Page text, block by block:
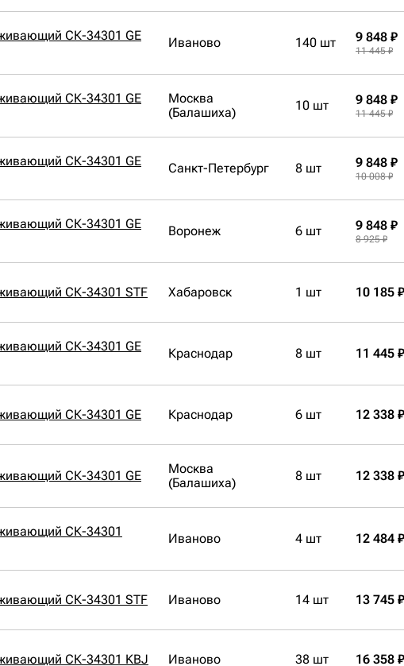
СК-34301 GE
Иваново 140 шт 9 848 ₽
11 445 ₽
СК-34301 GE
Москва
(Балашиха)
10 шт 9 848 ₽
11 445 ₽
СК-34301 GE
Санкт-Петербург 8 шт 9 848 ₽
10 008 ₽
СК-34301 GE
Воронеж 6 шт 9 848 ₽
8 925 ₽
СК-34301 STF Хабаровск 1 шт 10 185 ₽
СК-34301 GE
Краснодар 8 шт 11 445 ₽
СК-34301 GE Краснодар 6 шт 12 338 ₽
СК-34301 GE
Москва
(Балашиха)
8 шт 12 338 ₽
СК-34301
Иваново 4 шт 12 484 ₽
СК-34301 STF Иваново 14 шт 13 745 ₽
СК-34301 KBJ Иваново 38 шт 16 358 ₽